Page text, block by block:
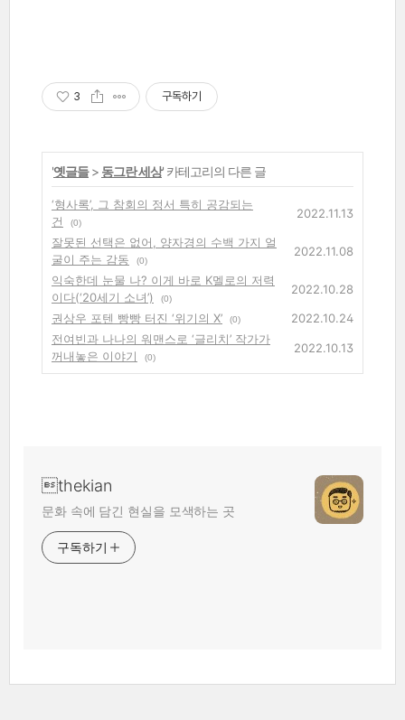
3 구독하기
'옛글들> 동그란 세상' 카테고리의 다른 글
‘형사록’, 그 참회의 정서 특히 공감되는
건
(0)
2022.11.13
잘못된 선택은 없어, 양자경의 수백 가지 얼
굴이 주는 감동
(0)
2022.11.08
익숙한데 눈물 나? 이게 바로 K멜로의 저력
이다(‘20세기 소녀’)
(0)
2022.10.28
권상우 포텐 빵빵 터진 ‘위기의 X’
(0)
2022.10.24
전여빈과 나나의 워맨스로 ‘글리치’ 작가가
꺼내놓은 이야기
(0)
2022.10.13
thekian
문화 속에 담긴 현실을 모색하는 곳
구독하기